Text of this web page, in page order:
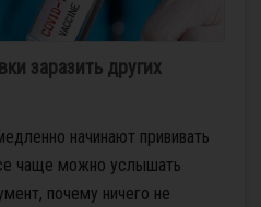
заразить других
начинают прививать
чаще можно услышать
почему ничего не